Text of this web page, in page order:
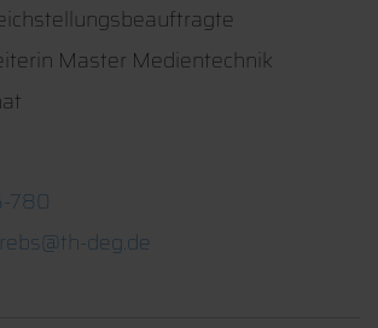
Master Medientechnik
780